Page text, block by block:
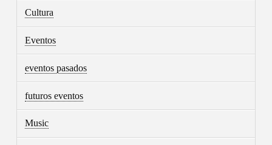
Cultura
Eventos
eventos pasados
futuros eventos
Music